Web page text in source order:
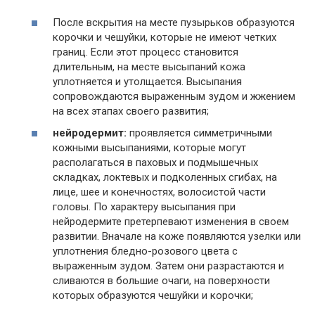
После вскрытия на месте пузырьков образуются
корочки и чешуйки, которые не имеют четких
границ. Если этот процесс становится
длительным, на месте высыпаний кожа
уплотняется и утолщается. Высыпания
сопровождаются выраженным зудом и жжением
на всех этапах своего развития;
нейродермит: проявляется симметричными
кожными высыпаниями, которые могут
располагаться в паховых и подмышечных
складках, локтевых и подколенных сгибах, на
лице, шее и конечностях, волосистой части
головы. По характеру высыпания при
нейродермите претерпевают изменения в своем
развитии. Вначале на коже появляются узелки или
уплотнения бледно-розового цвета с
выраженным зудом. Затем они разрастаются и
сливаются в большие очаги, на поверхности
которых образуются чешуйки и корочки;